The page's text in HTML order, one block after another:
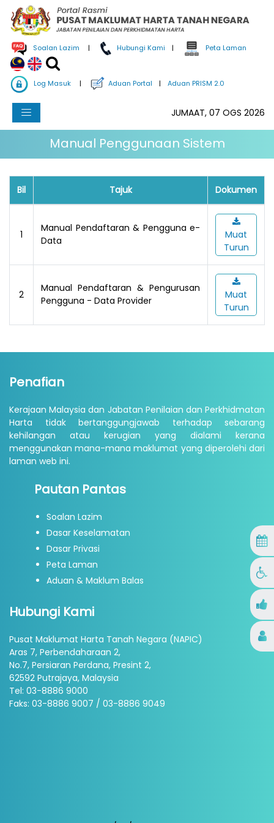
Soalan Lazim | Hubungi Kami | Peta Laman
Log Masuk | Aduan Portal | Aduan PRISM 2.0
JUMAAT, 07 OGS 2026
Manual Penggunaan Sistem
Bil Tajuk Dokumen
1
Manual Pendaftaran & Pengguna e-
Data
Muat
Turun
2
Manual Pendaftaran & Pengurusan
Pengguna - Data Provider
Muat
Turun
Penafian
Kerajaan Malaysia dan Jabatan Penilaian dan Perkhidmatan
Harta tidak bertanggungjawab terhadap sebarang
kehilangan atau kerugian yang dialami kerana
menggunakan mana-mana maklumat yang diperolehi dari
laman web ini.
Pautan Pantas
Soalan Lazim
Dasar Keselamatan
Dasar Privasi
Peta Laman
Aduan & Maklum Balas
Hubungi Kami
Pusat Maklumat Harta Tanah Negara (NAPIC)
Aras 7, Perbendaharaan 2,
No.7, Persiaran Perdana, Presint 2,
62592 Putrajaya, Malaysia
Tel: 03-8886 9000
Faks: 03-8886 9007 / 03-8886 9049